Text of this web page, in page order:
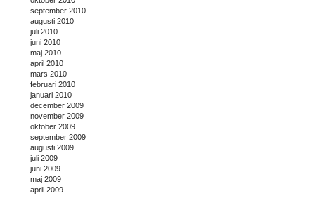
september 2010
augusti 2010
juli 2010
juni 2010
maj 2010
april 2010
mars 2010
februari 2010
januari 2010
december 2009
november 2009
oktober 2009
september 2009
augusti 2009
juli 2009
juni 2009
maj 2009
april 2009